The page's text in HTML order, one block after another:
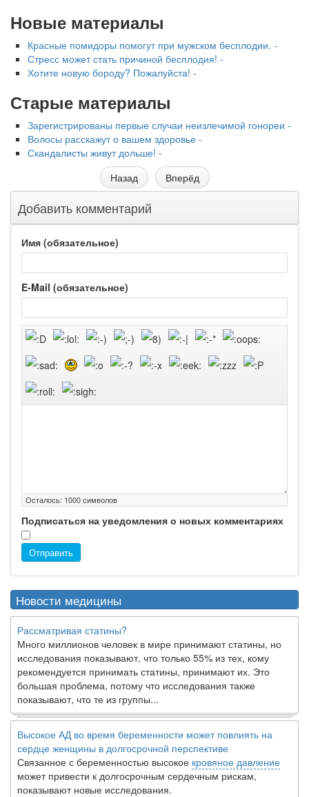
Новые материалы
Красные помидоры помогут при мужском бесплодии. -
Стресс может стать причиной бесплодия! -
Хотите новую бороду? Пожалуйста! -
Старые материалы
Зарегистрированы первые случаи неизлечимой гонореи -
Волосы расскажут о вашем здоровье -
Скандалисты живут дольше! -
Назад
Вперёд
Добавить комментарий
Имя (обязательное)
E-Mail (обязательное)
Осталось: 1000символов
Подписаться на уведомления о новых комментариях
Отправить
Новости медицины
Рассматривая статины?
Много миллионов человек в мире принимают статины, но
исследования показывают, что только 55% из тех, кому
рекомендуется принимать статины, принимают их. Это
большая проблема, потому что исследования также
показывают, что те из группы...
Высокое АД во время беременности может повлиять на
сердце женщины в долгосрочной перспективе
Связанное с беременностью высокое кровяное давление
может привести к долгосрочным сердечным рискам,
показывают новые исследования.